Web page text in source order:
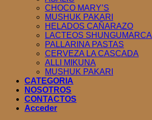
CHOCO MARY’S
MUSHUK PAKARI
HELADOS CAÑARAZO
LACTEOS SHUNGUMARCA
PALLARINA PASTAS
CERVEZA LA CASCADA
ALLI MIKUNA
MUSHUK PAKARI
CATEGORIA
NOSOTROS
CONTACTOS
Acceder